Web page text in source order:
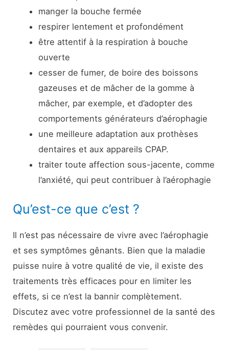
manger la bouche fermée
respirer lentement et profondément
être attentif à la respiration à bouche
ouverte
cesser de fumer, de boire des boissons
gazeuses et de mâcher de la gomme à
mâcher, par exemple, et d’adopter des
comportements générateurs d’aérophagie
une meilleure adaptation aux prothèses
dentaires et aux appareils CPAP.
traiter toute affection sous-jacente, comme
l’anxiété, qui peut contribuer à l’aérophagie
Qu’est-ce que c’est ?
Il n’est pas nécessaire de vivre avec l’aérophagie
et ses symptômes gênants. Bien que la maladie
puisse nuire à votre qualité de vie, il existe des
traitements très efficaces pour en limiter les
effets, si ce n’est la bannir complètement.
Discutez avec votre professionnel de la santé des
remèdes qui pourraient vous convenir.